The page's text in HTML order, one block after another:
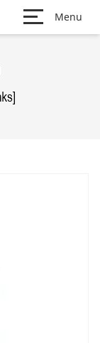
Menu